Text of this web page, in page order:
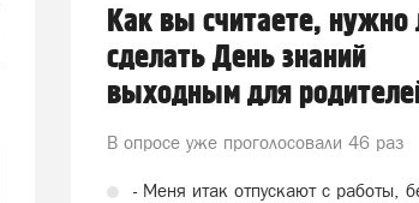
Как вы считаете, нужно
сделать День знаний
выходным для
В опросе уже проголосовали 46 раз
- Меня итак отпускают с работы,